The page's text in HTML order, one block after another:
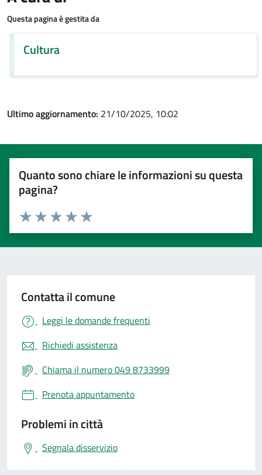
Questa pagina è gestita da
Cultura
Ultimo aggiornamento: 21/10/2025, 10:02
Quanto sono chiare le informazioni su questa
pagina?
Valuta 5 stelle su 5
Valuta 4 stelle su 5
Valuta 3 stelle su 5
Valuta 2 stelle su 5
Valuta 1 stelle su 5
Contatta il comune
Leggi le domande frequenti
Richiedi assistenza
Chiama il numero 049 8733999
Prenota appuntamento
Problemi in città
Segnala disservizio